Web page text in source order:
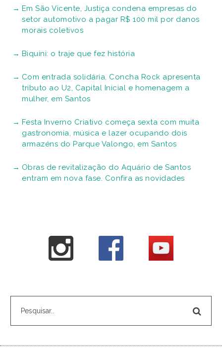
Em São Vicente, Justiça condena empresas do
setor automotivo a pagar R$ 100 mil por danos
morais coletivos
Biquíni: o traje que fez história
Com entrada solidária, Concha Rock apresenta
tributo ao U2, Capital Inicial e homenagem a
mulher, em Santos
Festa Inverno Criativo começa sexta com muita
gastronomia, música e lazer ocupando dois
armazéns do Parque Valongo, em Santos
Obras de revitalização do Aquário de Santos
entram em nova fase. Confira as novidades